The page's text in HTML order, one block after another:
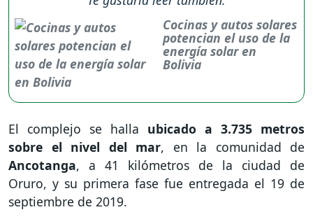
Cocinas y autos solares
potencian el uso de la
energía solar en
Bolivia
El complejo se halla ubicado a 3.735 metros
sobre el nivel del mar, en la comunidad de
Ancotanga, a 41 kilómetros de la ciudad de
Oruro, y su primera fase fue entregada el 19 de
septiembre de 2019.